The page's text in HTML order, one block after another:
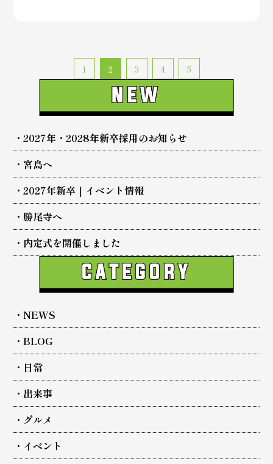
1 2 3 4 5
2027年・2028年新卒採用のお知らせ
宮島へ
2027年新卒｜イベント情報
勝尾寺へ
内定式を開催しました
NEWS
BLOG
日常
出来事
グルメ
イベント